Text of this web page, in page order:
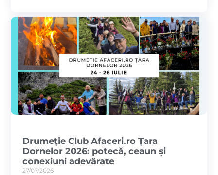
Drumeție Club Afaceri.ro Țara
Dornelor 2026: potecă, ceaun și
conexiuni adevărate
27/07/2026